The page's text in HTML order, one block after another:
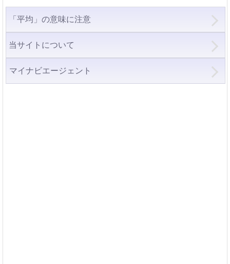
「平均」の意味に注意
当サイトについて
マイナビエージェント